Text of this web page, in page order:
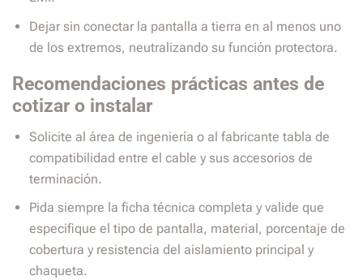
Dejar sin conectar la pantalla a tierra en al menos uno
de los extremos, neutralizando su función protectora.
Recomendaciones prácticas antes de
cotizar o instalar
Solicite al área de ingeniería o al fabricante tabla de
compatibilidad entre el cable y sus accesorios de
terminación.
Pida siempre la ficha técnica completa y valide que
especifique el tipo de pantalla, material, porcentaje de
cobertura y resistencia del aislamiento principal y
chaqueta.